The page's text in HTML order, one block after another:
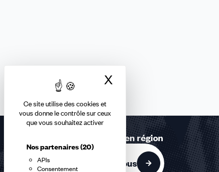
Ce site utilise des cookies et
vous donne le contrôle sur ceux
que vous souhaitez activer
Nos partenaires(20)
APIs
Consentement
X
Retrouvez-nous en région
Contactez-nous